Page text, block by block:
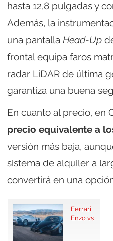
hasta 12,8 pulgadas y
Además, la
una pantalla Head-Up
frontal equipa faros
radar LiDAR de última
garantiza una buena
En cuanto al precio, en
precio equivalente a
versión más baja,
sistema de alquiler a
convertirá en una
Ferrari
Enzo vs